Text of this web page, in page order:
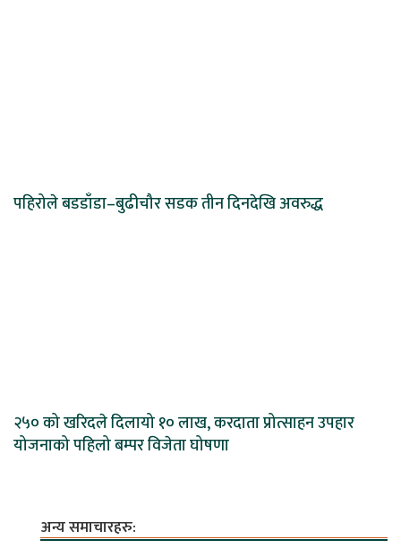
पहिरोले बडडाँडा–बुढीचौर सडक तीन दिनदेखि अवरुद्ध
२५० को खरिदले दिलायो १० लाख, करदाता प्रोत्साहन उपहार
योजनाको पहिलो बम्पर विजेता घोषणा
अन्य समाचारहरु: